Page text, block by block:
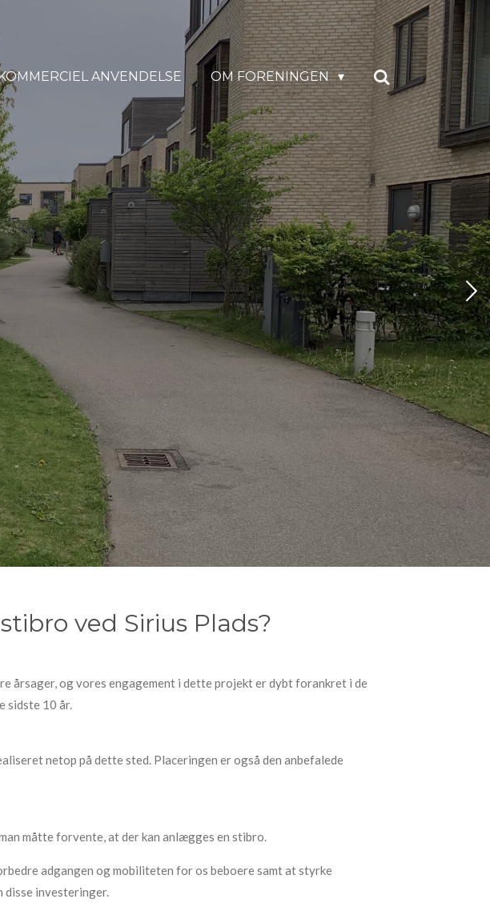
ANVENDELSE OM FORENINGEN
ved Sirius Plads?
årsager, og vores engagement i dette projekt er dybt forankret i de
sidste 10 år.
netop på dette sted. Placeringen er også den anbefalede
måtte forvente, at der kan anlægges en stibro.
adgangen og mobiliteten for os beboere samt at styrke
disse investeringer.